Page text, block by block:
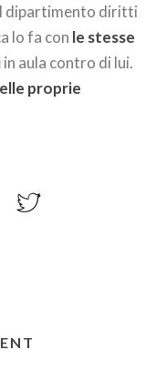
dipartimento diritti
lo fa con le stesse
in aula contro di lui.
proprie